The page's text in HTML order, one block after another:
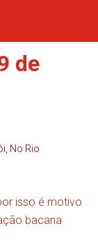
de
No Rio
isso é motivo
bacana